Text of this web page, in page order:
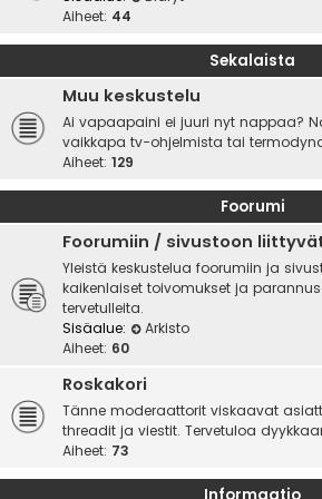
Aiheet: 44
Sekalaista
Muu keskustelu
Ai vapaapaini ei juuri nyt nappaa?
vaikkapa tv-ohjelmista tai
Aiheet: 129
Foorumi
Foorumiin / sivustoon
Yleistä keskustelua foorumiin ja
kaikenlaiset toivomukset ja
tervetulleita.
Sisäalue:
Arkisto
Aiheet: 60
Roskakori
Tänne moderaattorit viskaavat
threadit ja viestit. Tervetuloa
Aiheet: 73